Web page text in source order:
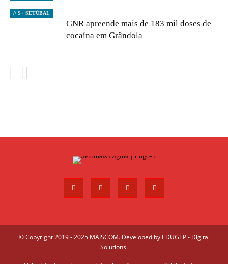
// S+ SETÚBAL
GNR apreende mais de 183 mil doses de
cocaína em Grândola
© Copyright 2019 - 2025 MAISCOM. Developed by EDUGEP - Digital
Solutions.